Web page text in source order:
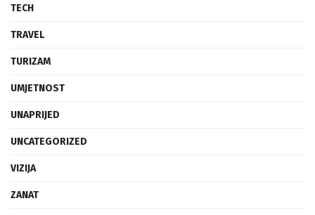
TECH
TRAVEL
TURIZAM
UMJETNOST
UNAPRIJED
UNCATEGORIZED
VIZIJA
ZANAT